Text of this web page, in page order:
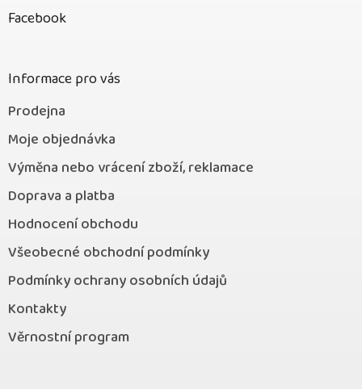
Facebook
Informace pro vás
Prodejna
Moje objednávka
Výměna nebo vrácení zboží, reklamace
Doprava a platba
Hodnocení obchodu
Všeobecné obchodní podmínky
Podmínky ochrany osobních údajů
Kontakty
Věrnostní program